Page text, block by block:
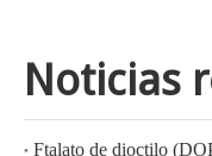
Noticias